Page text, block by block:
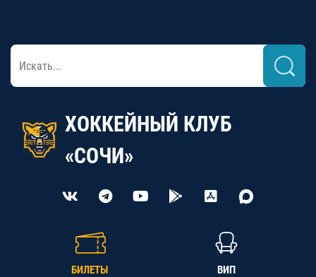
ХОККЕЙНЫЙ КЛУБ
«СОЧИ»
БИЛЕТЫ ВИП